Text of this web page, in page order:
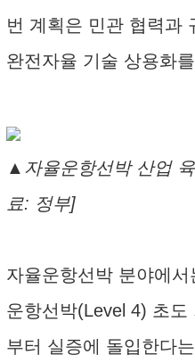
번 계획은 민관 협력과
완전자율 기술 상용화
▲자율운항선박 산업
료: 정부]
자율운항선박 분야에
운항선박(Level 4) 초도
부터 실증에 돌입한다